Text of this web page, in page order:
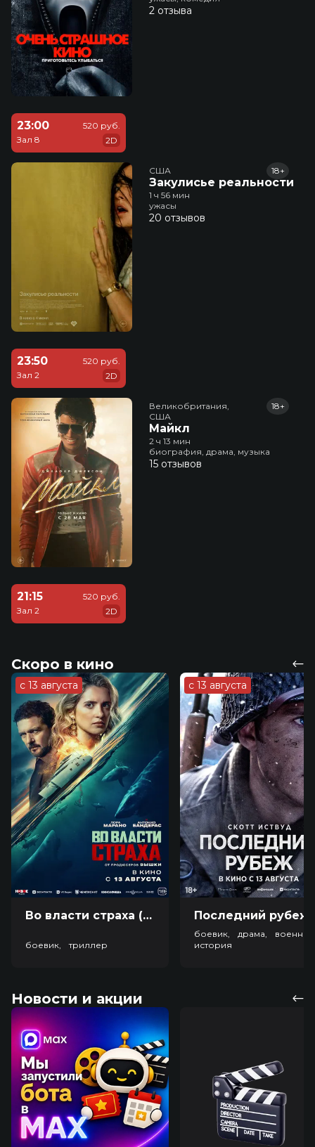
2 отзыва
23:00
Зал 8
520 руб.
2D
США
Закулисье реальности
18+
1 ч 56 мин
ужасы
20 отзывов
23:50
Зал 2
520 руб.
2D
Великобритания,
США
Майкл
18+
2 ч 13 мин
биография, драма, музыка
15 отзывов
21:15
Зал 2
520 руб.
2D
Скоро в кино
с 13 августа
Во власти страха (18+)
боевик, триллер
с 13 августа
боевик, драма,
история
Новости и акции